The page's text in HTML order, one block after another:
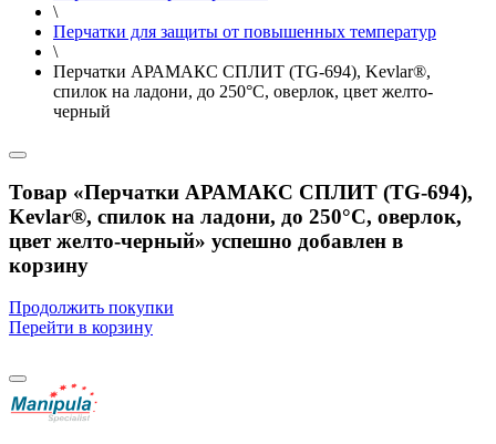
\
Перчатки для защиты от повышенных температур
\
Перчатки АРАМАКС СПЛИТ (TG-694), Kevlar®,
спилок на ладони, до 250°С, оверлок, цвет желто-
черный
Товар «Перчатки АРАМАКС СПЛИТ (TG-694),
Kevlar®, спилок на ладони, до 250°С, оверлок,
цвет желто-черный» успешно добавлен в
корзину
Продолжить покупки
Перейти в корзину